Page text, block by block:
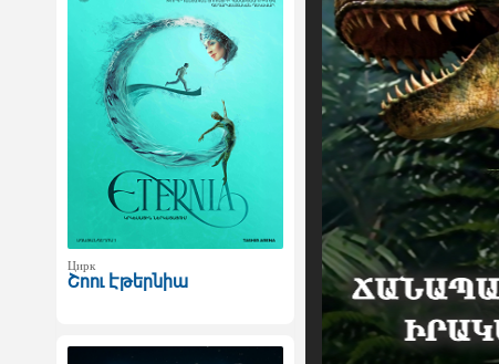
Цирк
Շոու Էթերնիա